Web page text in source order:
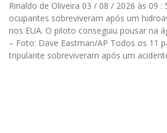
Rinaldo de Oliveira 03 / 08 / 2026 às 09 :
ocupantes sobreviveram após um
nos EUA. O piloto conseguiu pousar na
– Foto: Dave Eastman/AP Todos os 11
tripulante sobreviveram após um